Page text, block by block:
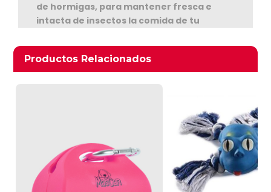
Ver Carrito
Seguir Comprando
de hormigas, para mantener fresca e
intacta de insectos la comida de tu
Productos Relacionados
Productos relacionados